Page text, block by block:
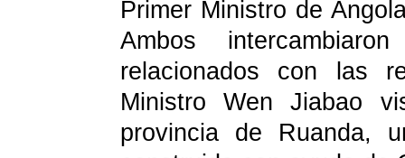
Primer Ministro de
Ambos
relacionados con las
Ministro Wen Jiabao
provincia de Ruanda,